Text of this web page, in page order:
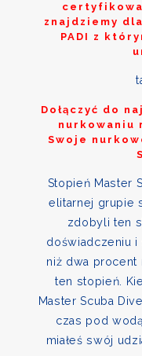
znajdziemy
PADI z
Dołączyć do
nurkowaniu
Swoje
Stopień Master
elitarnej grupie
zdobyli ten
doświadczeniu
niż dwa
ten stopień.
Master Scuba
czas pod
miałeś swój